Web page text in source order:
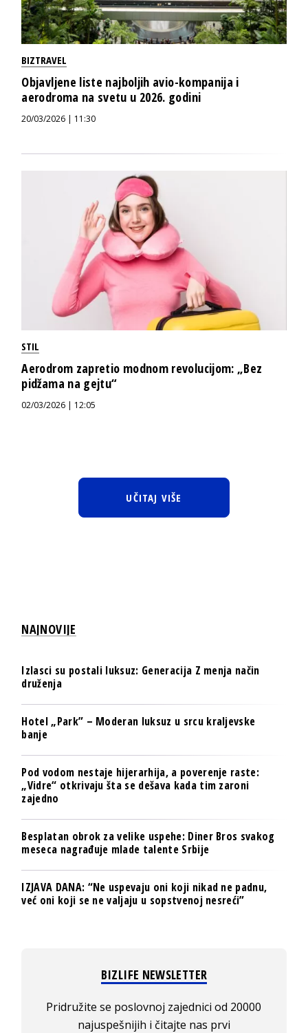
BIZTRAVEL
Objavljene liste najboljih avio-kompanija i
aerodroma na svetu u 2026. godini
20/03/2026 | 11:30
STIL
Aerodrom zapretio modnom revolucijom: „Bez
pidžama na gejtu“
02/03/2026 | 12:05
UČITAJ VIŠE
NAJNOVIJE
Izlasci su postali luksuz: Generacija Z menja način
druženja
Hotel „Park” – Moderan luksuz u srcu kraljevske
banje
Pod vodom nestaje hijerarhija, a poverenje raste:
„Vidre“ otkrivaju šta se dešava kada tim zaroni
zajedno
Besplatan obrok za velike uspehe: Diner Bros svakog
meseca nagrađuje mlade talente Srbije
IZJAVA DANA: “Ne uspevaju oni koji nikad ne padnu,
već oni koji se ne valjaju u sopstvenoj nesreći”
BIZLIFE NEWSLETTER
Pridružite se poslovnoj zajednici od 20000
najuspešnijih i čitajte nas prvi